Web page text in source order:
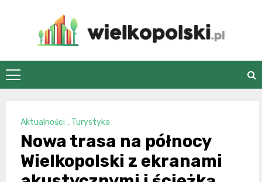
wielkopolski.pl
Aktualności , Turystyka
Nowa trasa na północy
Wielkopolski z ekranami